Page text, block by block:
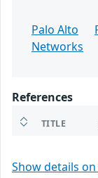
Palo Alto
Networks
References
TITLE
Show details